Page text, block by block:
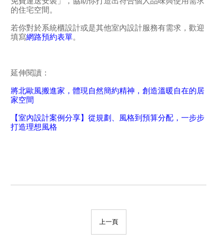
的住宅空間。
若你對於系統櫃設計或是其他室內設計服務有需求，歡迎
填寫網路預約表單。
延伸閱讀：
將北歐風搬進家，體現自然簡約精神，創造溫暖自在的居
家空間
【室內設計案例分享】從規劃、風格到預算分配，一步步
打造理想風格
上一頁